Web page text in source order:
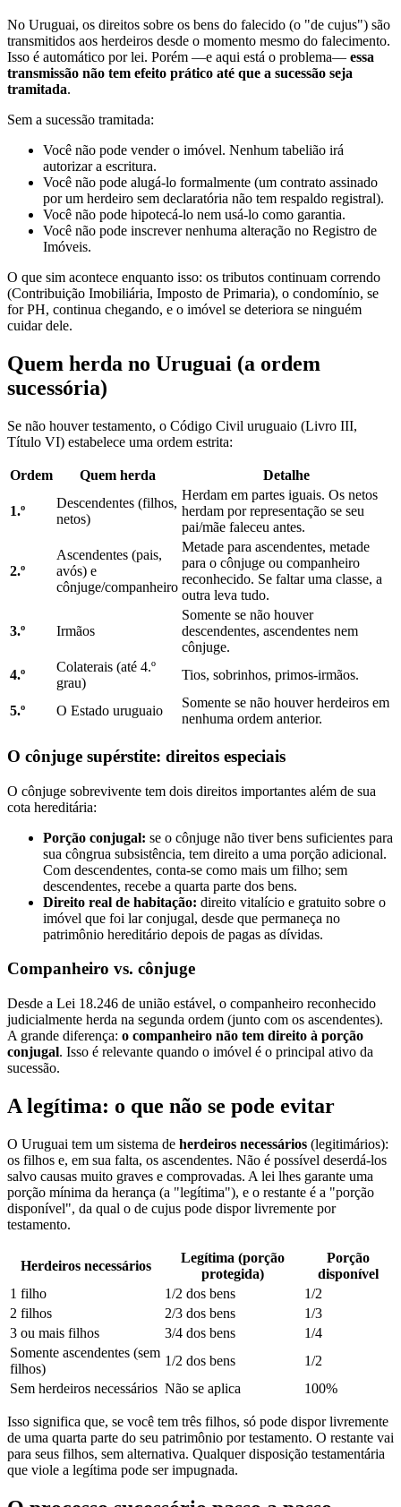
No Uruguai, os direitos sobre os bens do falecido (o "de cujus") são
transmitidos aos herdeiros desde o momento mesmo do falecimento.
Isso é automático por lei. Porém —e aqui está o problema— essa
transmissão não tem efeito prático até que a sucessão seja
tramitada.
Sem a sucessão tramitada:
Você não pode vender o imóvel. Nenhum tabelião irá
autorizar a escritura.
Você não pode alugá-lo formalmente (um contrato assinado
por um herdeiro sem declaratória não tem respaldo registral).
Você não pode hipotecá-lo nem usá-lo como garantia.
Você não pode inscrever nenhuma alteração no Registro de
Imóveis.
O que sim acontece enquanto isso: os tributos continuam correndo
(Contribuição Imobiliária, Imposto de Primaria), o condomínio, se
for PH, continua chegando, e o imóvel se deteriora se ninguém
cuidar dele.
Quem herda no Uruguai (a ordem
sucessória)
Se não houver testamento, o Código Civil uruguaio (Livro III,
Título VI) estabelece uma ordem estrita:
Ordem Quem herda Detalhe
1.º
Descendentes (filhos,
netos)
Herdam em partes iguais. Os netos
herdam por representação se seu
pai/mãe faleceu antes.
2.º
Ascendentes (pais,
avós) e
cônjuge/companheiro
Metade para ascendentes, metade
para o cônjuge ou companheiro
reconhecido. Se faltar uma classe, a
outra leva tudo.
3.º Irmãos
Somente se não houver
descendentes, ascendentes nem
cônjuge.
4.º
Colaterais (até 4.º
grau)
Tios, sobrinhos, primos-irmãos.
5.º O Estado uruguaio
Somente se não houver herdeiros em
nenhuma ordem anterior.
O cônjuge supérstite: direitos especiais
O cônjuge sobrevivente tem dois direitos importantes além de sua
cota hereditária:
Porção conjugal: se o cônjuge não tiver bens suficientes para
sua côngrua subsistência, tem direito a uma porção adicional.
Com descendentes, conta-se como mais um filho; sem
descendentes, recebe a quarta parte dos bens.
Direito real de habitação: direito vitalício e gratuito sobre o
imóvel que foi lar conjugal, desde que permaneça no
patrimônio hereditário depois de pagas as dívidas.
Companheiro vs. cônjuge
Desde a Lei 18.246 de união estável, o companheiro reconhecido
judicialmente herda na segunda ordem (junto com os ascendentes).
A grande diferença: o companheiro não tem direito à porção
conjugal. Isso é relevante quando o imóvel é o principal ativo da
sucessão.
A legítima: o que não se pode evitar
O Uruguai tem um sistema de herdeiros necessários (legitimários):
os filhos e, em sua falta, os ascendentes. Não é possível deserdá-los
salvo causas muito graves e comprovadas. A lei lhes garante uma
porção mínima da herança (a "legítima"), e o restante é a "porção
disponível", da qual o de cujus pode dispor livremente por
testamento.
Herdeiros necessários
Legítima (porção
protegida)
Porção
disponível
1 filho
1/2 dos bens
1/2
2 filhos
2/3 dos bens
1/3
3 ou mais filhos
3/4 dos bens
1/4
Somente ascendentes (sem
filhos)
1/2 dos bens
1/2
Sem herdeiros necessários Não se aplica 100%
Isso significa que, se você tem três filhos, só pode dispor livremente
de uma quarta parte do seu patrimônio por testamento. O restante vai
para seus filhos, sem alternativa. Qualquer disposição testamentária
que viole a legítima pode ser impugnada.